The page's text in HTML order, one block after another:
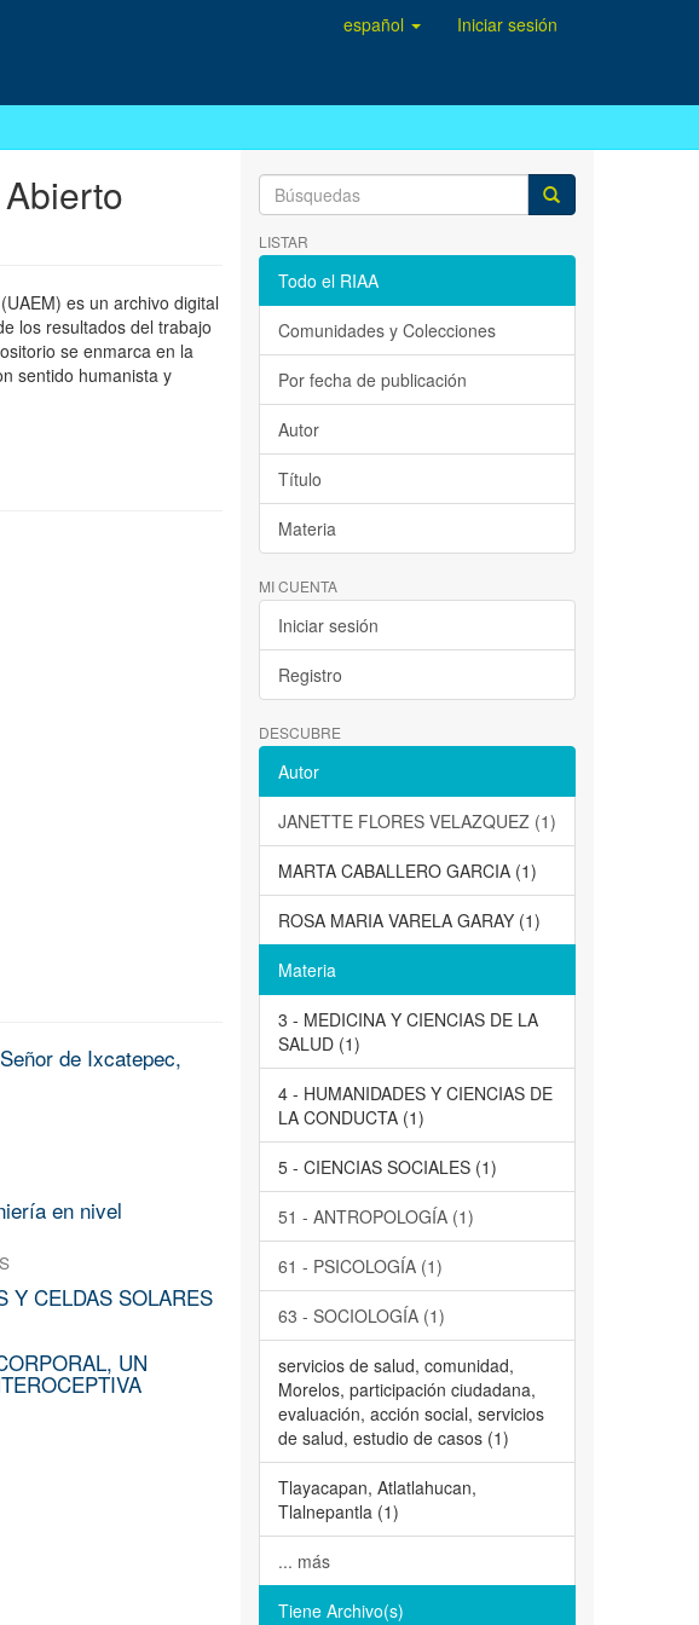
español Iniciar sesión
es un archivo digital
los resultados del trabajo
se enmarca en la
sentido humanista y
de Ixcatepec,
en nivel
Y CELDAS SOLARES
UN
LISTAR
Todo el RIAA
Comunidades y Colecciones
Por fecha de publicación
Autor
Título
Materia
MI CUENTA
Iniciar sesión
Registro
DESCUBRE
Autor
JANETTE FLORES VELAZQUEZ (1)
MARTA CABALLERO GARCIA (1)
ROSA MARIA VARELA GARAY (1)
Materia
3 - MEDICINA Y CIENCIAS DE LA
SALUD (1)
4 - HUMANIDADES Y CIENCIAS DE
LA CONDUCTA (1)
5 - CIENCIAS SOCIALES (1)
51 - ANTROPOLOGÍA (1)
61 - PSICOLOGÍA (1)
63 - SOCIOLOGÍA (1)
servicios de salud, comunidad,
Morelos, participación ciudadana,
evaluación, acción social, servicios
de salud, estudio de casos (1)
Tlayacapan, Atlatlahucan,
Tlalnepantla (1)
... más
Tiene Archivo(s)